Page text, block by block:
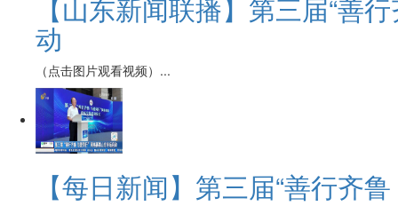
【山东新闻联播】第三届“善
动
（点击图片观看视频）...
【每日新闻】第三届“善行齐